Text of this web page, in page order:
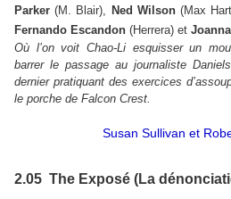
Parker(M. Blair), Ned Wilson(Max
Fernando Escandon (Herrera) et
Où l’on voit Chao-Li esquisser un
barrer le passage au journaliste
dernier pratiquant des exercices
le porche de Falcon Crest.
Susan Sullivan et
2.05 The Exposé (La